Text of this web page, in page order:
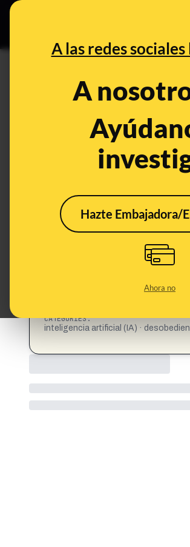
A las redes sociales
A
Hazte Embajadora/
Ahora no
¿Un chico manda
This
«Un chico manda contar
https://www.instagram.com/reel/
CATEGORIES:
inteligencia artificial (IA) ·